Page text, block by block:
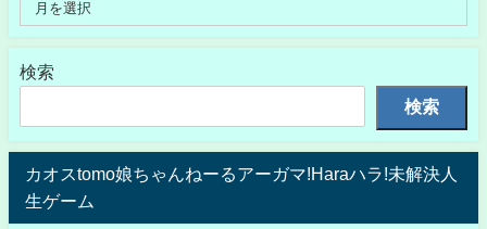
検索
検索
カオスtomo娘ちゃんねーるアーガマ!Haraハラ!未解決人
生ゲーム